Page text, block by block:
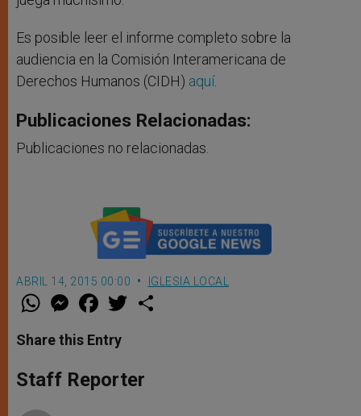
Es posible leer el informe completo sobre la
audiencia en la Comisión Interamericana de
Derechos Humanos (CIDH) aquí.
Publicaciones Relacionadas:
Publicaciones no relacionadas.
ABRIL 14, 2015 00:00 IGLESIA LOCAL
W
t
s
p
p
M
e
s
e
g
e
F
a
e
b
o
k
w
r
Share this Entry
Staff Reporter